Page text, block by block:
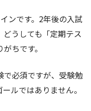
ンです。2年後の入試
うしても「定期テス
ちです。
で必須ですが、受験勉
ルではありません。